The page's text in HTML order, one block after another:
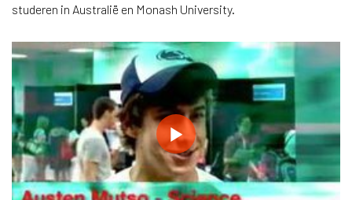
studeren in Australië en Monash University.